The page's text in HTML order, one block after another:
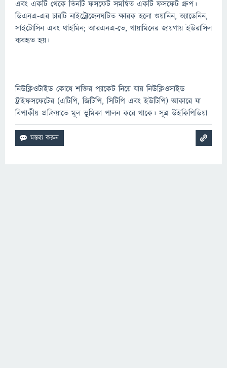
এবং একটি থেকে তিনটি ফসফেট সমন্বিত একটি ফসফেট গ্রুপ।
ডিএনএ-এর চারটি নাইট্রোজেনঘটিত ক্ষারক হলো গুয়ানিন, অ্যাডেনিন,
সাইটোসিন এবং থাইমিন; আরএনএ-তে, থায়ামিনের জায়গায় ইউরাসিল
ব্যবহৃত হয়।
নিউক্লিওটাইড কোষে শক্তির প্যাকেট নিয়ে যায় নিউক্লিওসাইড
ট্রাইফসফেটের (এটিপি, জিটিপি, সিটিপি এবং ইউটিপি) আকারে যা
বিপাকীয় প্রক্রিয়াতে মূল ভূমিকা পালন করে থাকে। সূত্র উইকিপিডিয়া